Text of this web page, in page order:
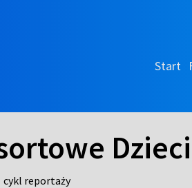
Start
Dzieci
cykl reportaży